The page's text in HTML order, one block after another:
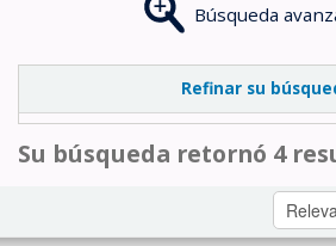
Búsqueda
Refinar su
Su búsqueda retornó 4